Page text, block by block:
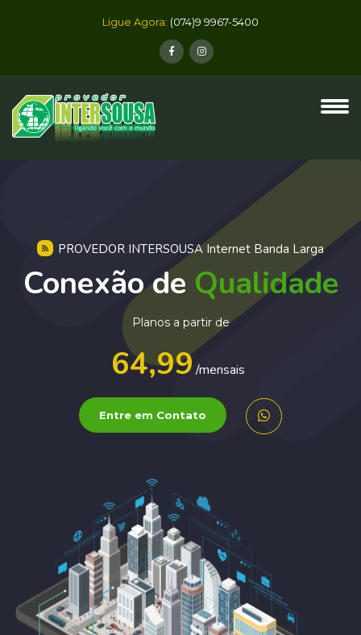
Ligue Agora: (074)9 9967-5400
PROVEDOR INTERSOUSA Internet Banda Larga
Conexão de Qualidade
Planos a partir de
64,99/mensais
Entre em Contato